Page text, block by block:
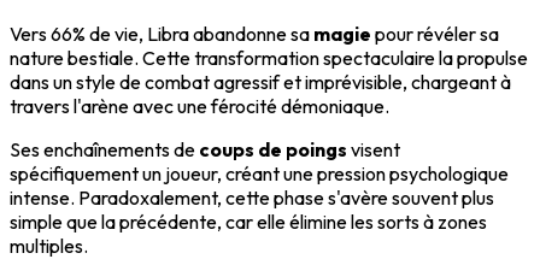
Vers 66% de vie, Libra abandonne sa magie pour révéler sa
nature bestiale. Cette transformation spectaculaire la propulse
dans un style de combat agressif et imprévisible, chargeant à
travers l'arène avec une férocité démoniaque.
Ses enchaînements de coups de poings visent
spécifiquement un joueur, créant une pression psychologique
intense. Paradoxalement, cette phase s'avère souvent plus
simple que la précédente, car elle élimine les sorts à zones
multiples.